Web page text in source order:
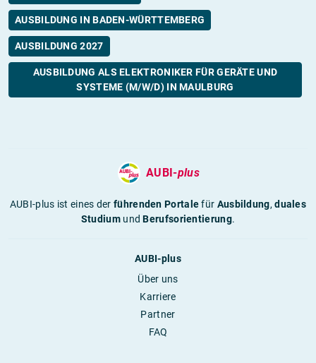
AUSBILDUNG IN BADEN-WÜRTTEMBERG
AUSBILDUNG 2027
AUSBILDUNG ALS ELEKTRONIKER FÜR GERÄTE UND
SYSTEME (M/W/D) IN MAULBURG
AUBI-plus
AUBI-plus ist eines derführenden Portalefür Ausbildung,duales
StudiumundBerufsorientierung.
AUBI-plus
Über uns
Karriere
Partner
FAQ